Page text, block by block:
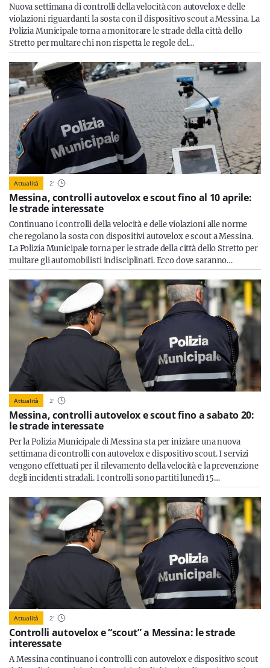
Nuova settimana di controlli della velocità con autovelox e delle
violazioni riguardanti la sosta con il dispositivo scout a Messina. La
Polizia Municipale torna a monitorare le strade della città dello
Stretto per multare chi non rispetta le regole del…
Attualità 2'
Messina, controlli autovelox e scout fino al 10 aprile:
le strade interessate
Continuano i controlli della velocità e delle violazioni alle norme
che regolano la sosta con dispositivi autovelox e scout a Messina.
La Polizia Municipale torna per le strade della città dello Stretto per
multare gli automobilisti indisciplinati. Ecco dove saranno…
Attualità 2'
Messina, controlli autovelox e scout fino a sabato 20:
le strade interessate
Per la Polizia Municipale di Messina sta per iniziare una nuova
settimana di controlli con autovelox e dispositivo scout. I servizi
vengono effettuati per il rilevamento della velocità e la prevenzione
degli incidenti stradali. I controlli sono partiti lunedì 15…
Attualità 2'
Controlli autovelox e “scout” a Messina: le strade
interessate
A Messina continuano i controlli con autovelox e dispositivo scout